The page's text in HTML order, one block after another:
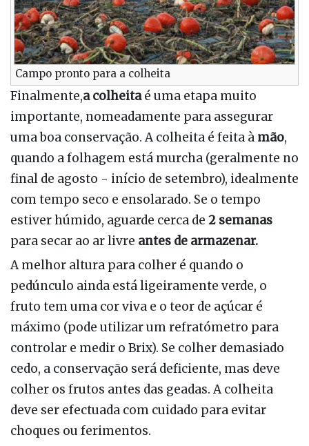
Campo pronto para a colheita
Finalmente,a colheitaé uma etapa muito
importante, nomeadamente para assegurar
uma boa conservação. A colheita é feita à mão,
quando a folhagem está murcha (geralmente no
final de agosto - início de setembro), idealmente
com tempo seco e ensolarado. Se o tempo
estiver húmido, aguarde cerca de 2 semanas
para secar ao ar livre antes de armazenar.
A melhor altura para colher é quando o
pedúnculo ainda está ligeiramente verde, o
fruto tem uma cor viva e o teor de açúcar é
máximo (pode utilizar um refratómetro para
controlar e medir o Brix). Se colher demasiado
cedo, a conservação será deficiente, mas deve
colher os frutos antes das geadas. A colheita
deve ser efectuada com cuidado para evitar
choques ou ferimentos.